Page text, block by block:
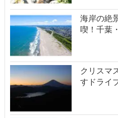
海岸の絶
喫！千葉
クリスマ
すドライ